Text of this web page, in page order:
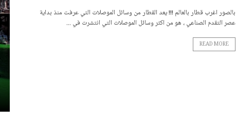
بالصور اغرب قطار بالعالم !!! يعد القطار من وسائل الموصلات التي عرفت منذ بداية
عصر التقدم الصناعي ، هو من اكثر وسائل الموصلات التي انتشرت في ...
READ MORE